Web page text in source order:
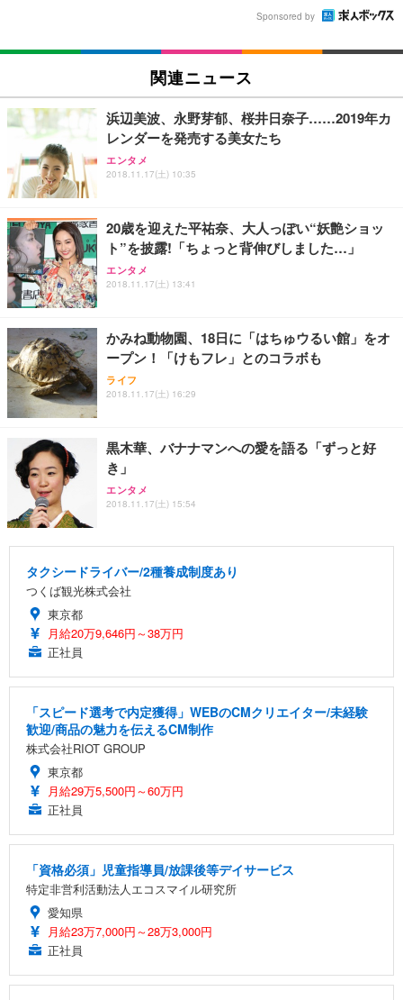
Sponsored by
関連ニュース
浜辺美波、永野芽郁、桜井日奈子……2019年カ
レンダーを発売する美女たち
エンタメ
2018.11.17(土) 10:35
20歳を迎えた平祐奈、大人っぽい“妖艶ショッ
ト”を披露!「ちょっと背伸びしました…」
エンタメ
2018.11.17(土) 13:41
かみね動物園、18日に「はちゅウるい館」をオ
ープン！「けもフレ」とのコラボも
ライフ
2018.11.17(土) 16:29
黒木華、バナナマンへの愛を語る「ずっと好
き」
エンタメ
2018.11.17(土) 15:54
タクシードライバー/2種養成制度あり
つくば観光株式会社
東京都
月給20万9,646円～38万円
正社員
「スピード選考で内定獲得」WEBのCMクリエイター/未経験
歓迎/商品の魅力を伝えるCM制作
株式会社RIOT GROUP
東京都
月給29万5,500円～60万円
正社員
「資格必須」児童指導員/放課後等デイサービス
特定非営利活動法人エコスマイル研究所
愛知県
月給23万7,000円～28万3,000円
正社員